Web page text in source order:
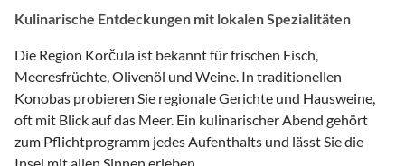
Kulinarische Entdeckungen mit lokalen Spezialitäten
Die Region Korčula ist bekannt für frischen Fisch,
Meeresfrüchte, Olivenöl und Weine. In traditionellen
Konobas probieren Sie regionale Gerichte und Hausweine,
oft mit Blick auf das Meer. Ein kulinarischer Abend gehört
zum Pflichtprogramm jedes Aufenthalts und lässt Sie die